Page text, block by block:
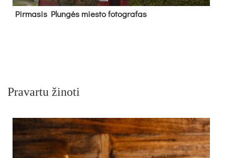
Pir­ma­sis Plun­gės mies­to fo­tog­ra­fas
Pravartu žinoti